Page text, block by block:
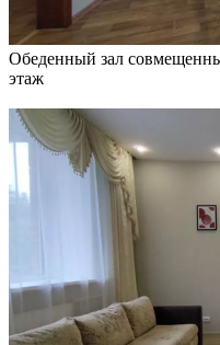
Обеденный зал
этаж